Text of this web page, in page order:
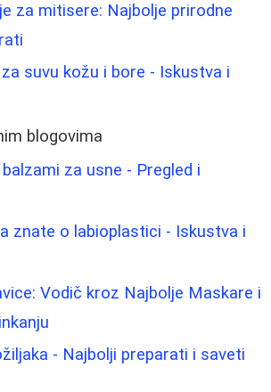
za mitisere: Najbolje prirodne
suvu kožu i bore - Iskustva i
blogovima
za usne - Pregled i
znate o labioplastici - Iskustva i
Vodič kroz Najbolje Maskare i
- Najbolji preparati i saveti